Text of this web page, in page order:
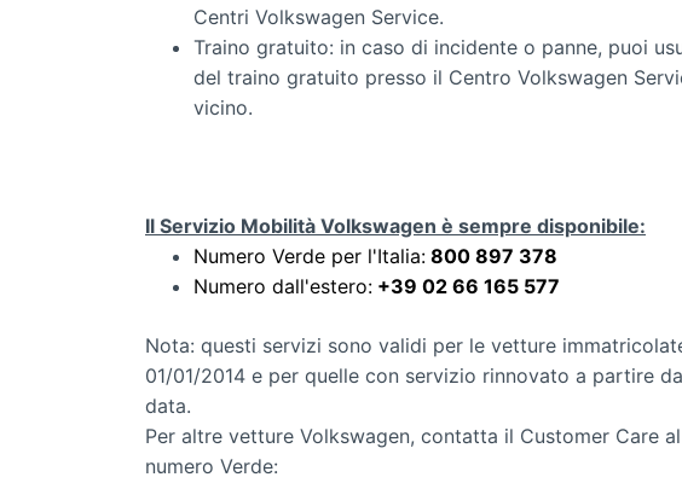
Centri Volkswagen Service.
Traino gratuito: in caso di incidente o panne, puoi
del traino gratuito presso il Centro Volkswagen
vicino.
Il Servizio Mobilità Volkswagen è sempre disponibile:
Numero Verde per l'Italia: 800 897 378
Numero dall'estero: +39 02 66 165 577
Nota: questi servizi sono validi per le vetture
01/01/2014 e per quelle con servizio rinnovato a partire
data.
Per altre vetture Volkswagen, contatta il Customer Care al
numero Verde: